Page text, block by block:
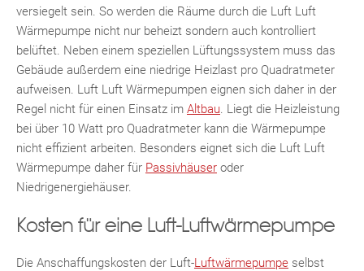
versiegelt sein. So werden die Räume durch die Luft Luft
Wärmepumpe nicht nur beheizt sondern auch kontrolliert
belüftet. Neben einem speziellen Lüftungssystem muss das
Gebäude außerdem eine niedrige Heizlast pro Quadratmeter
aufweisen. Luft Luft Wärmepumpen eignen sich daher in der
Regel nicht für einen Einsatz im Altbau . Liegt die Heizleistung
bei über 10 Watt pro Quadratmeter kann die Wärmepumpe
nicht effizient arbeiten. Besonders eignet sich die Luft Luft
Wärmepumpe daher für Passivhäuser oder
Niedrigenergiehäuser.
Kosten für eine Luft-Luftwärmepumpe
Die Anschaffungskosten der Luft-Luftwärmepumpe selbst